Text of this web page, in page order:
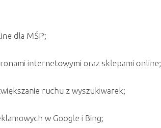
dla MŚP;
internetowymi oraz sklepami online;
ruchu z wyszukiwarek;
w Google i Bing;